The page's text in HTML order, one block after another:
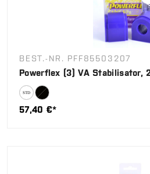
BEST.-NR. PFF85503207
Powerflex (3) VA Stabilisator,
57,40 €*